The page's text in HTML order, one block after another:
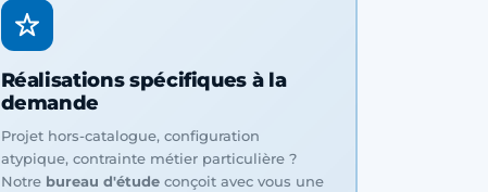
Réalisations spécifiques à la
demande
Projet hors-catalogue, configuration
atypique, contrainte métier particulière ?
Notre bureau d'étudeconçoit avec vous une